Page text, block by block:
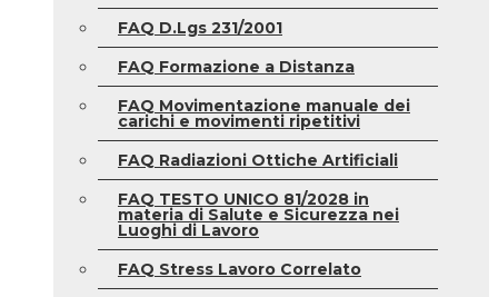
FAQ D.Lgs 231/2001
FAQ Formazione a Distanza
FAQ Movimentazione manuale dei
carichi e movimenti ripetitivi
FAQ Radiazioni Ottiche Artificiali
FAQ TESTO UNICO 81/2028 in
materia di Salute e Sicurezza nei
Luoghi di Lavoro
FAQ Stress Lavoro Correlato